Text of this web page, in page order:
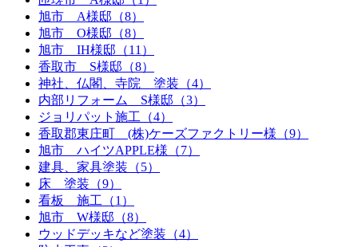
旭市 A様邸（8）
旭市 O様邸（8）
旭市 IH様邸（11）
香取市 S様邸（8）
神社、仏閣、寺院 塗装（4）
内部リフォーム S様邸（3）
ジョリパット施工（4）
香取郡東庄町 (株)ケーズファクトリー様（9）
旭市 ハイツAPPLE様（7）
建具、家具塗装（5）
床 塗装（9）
看板 施工（1）
旭市 W様邸（8）
ウッドデッキなど塗装（4）